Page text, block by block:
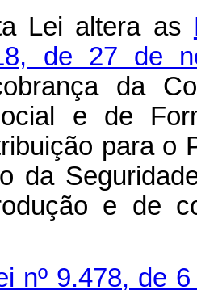
Lei altera as
de 27 de
da
e de
para o
da
e de
nº 9.478, de